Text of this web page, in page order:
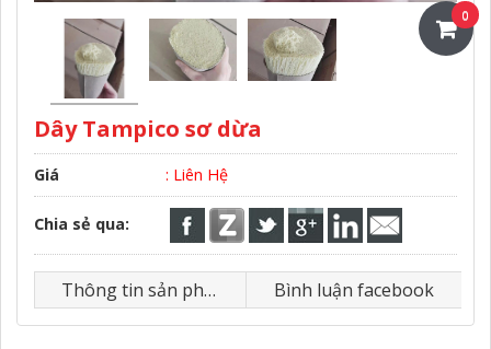
Dây Tampico sơ dừa
Giá : Liên Hệ
Chia sẻ qua:
Thông tin sản phẩm Bình luận facebook
0